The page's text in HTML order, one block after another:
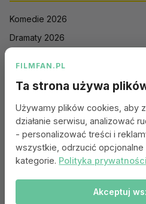
Komedie 2026
Dramaty 2026
Sci-Fi 2026
Animacje 2026
Romantyczne 2026
Portal:
FILMFAN.PL
Ta strona używa
Używamy plików cookies, aby
działanie serwisu, analizować
- personalizować treści i
wszystkie, odrzucić
kategorie. Polityka prywatności
Akceptuj